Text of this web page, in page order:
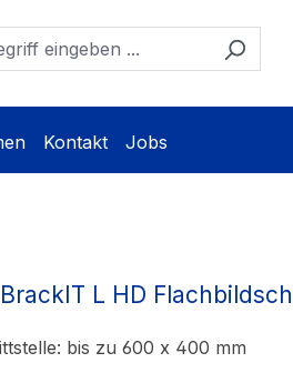
Kontakt Jobs
L HD
bis zu 600 x 400 mm